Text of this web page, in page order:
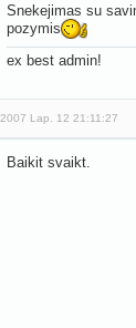
Snekejimas su
pozymis
ex best admin!
2007 Lap. 12 21:11:27
Baikit svaikt.